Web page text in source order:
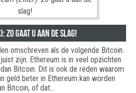
zo gaat u aan de slag!
omschreven als de volgende Bitcoin.
zijn. Ethereum is in veel opzichten
Bitcoin. Dit is ook de reden waarom
geld beter in Ethereum kan worden
Bitcoin, of dat…